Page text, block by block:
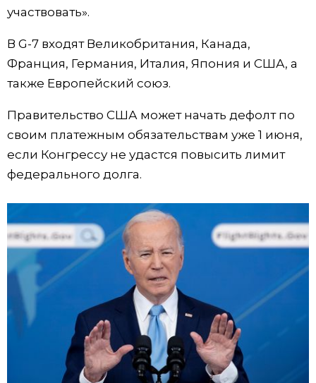
Культура
Жизнь
Токио
От редакции
участвовать».
В G-7 входят Великобритания, Канада,
Франция, Германия, Италия, Япония и США, а
также Европейский союз.
Правительство США может начать дефолт по
своим платежным обязательствам уже 1 июня,
если Конгрессу не удастся повысить лимит
федерального долга.